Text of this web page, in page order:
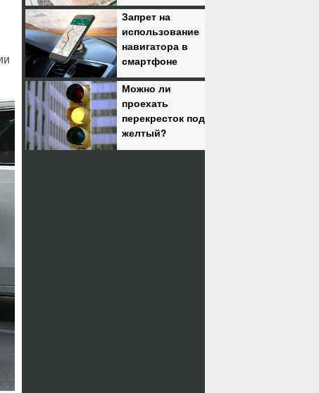
Запрет на
использование
навигатора в
смартфоне
Можно ли
проехать
перекресток под
желтый?